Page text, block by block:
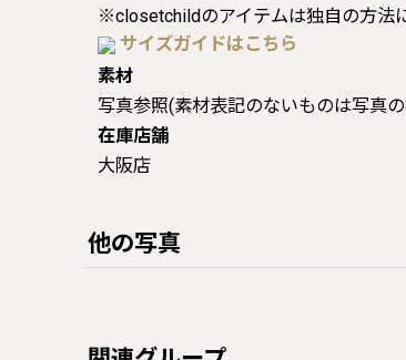
※closetchildのアイテムは独自の方法
サイズガイドはこちら
素材
写真参照(素材表記のないものは写真
在庫店舗
大阪店
他の写真